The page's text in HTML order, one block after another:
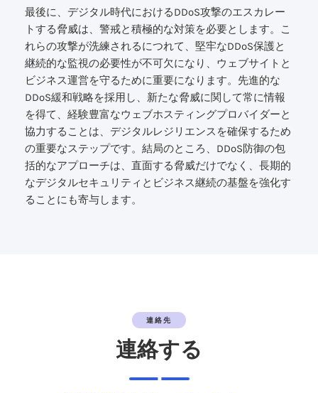
最後に、デジタル時代におけるDDoS攻撃のエスカレー
トする脅威は、警戒と積極的な対策を必要とします。こ
れらの攻撃が洗練されるにつれて、堅牢なDDoS保護と
継続的な監視の必要性が不可欠になり、ウェブサイトと
ビジネス運営を守るために重要になります。先進的な
DDoS緩和戦略を採用し、新たな脅威に関して常に情報
を得て、経験豊富なウェブホスティングプロバイダーと
協力することは、デジタルレジリエンスを確保するため
の重要なステップです。結局のところ、DDoS防御の包
括的なアプローチは、直面する脅威だけでなく、長期的
なデジタルセキュリティとビジネス継続の基盤を強化す
ることにも寄与します。
連絡先
連絡する